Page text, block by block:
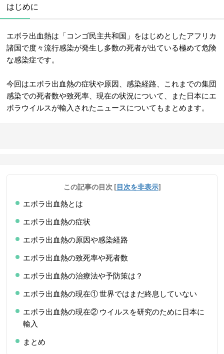
はじめに
エボラ出血熱は「コンゴ民主共和国」をはじめとしたアフリカ
諸国で度々流行感染が発生し多数の死者が出ている極めて危険
な感染症です。
今回はエボラ出血熱の症状や原因
感染経路、これまでの集団
感染での死者数や致死率、現在の状況について、また 日本にエ
ボラウイルスが輸入されたニュースについてもまとめます。
この記事の目次 [目次を非表示]
エボラ出血熱とは
エボラ出血熱の症状
エボラ出血熱の原因や感染経路
エボラ出血熱の致死率や死者数
エボラ出血熱の治療法や予防策は？
エボラ出血熱の現在① 世界ではまだ終息していない
エボラ出血熱の現在② ウイルスを研究のために日本に
輸入
まとめ